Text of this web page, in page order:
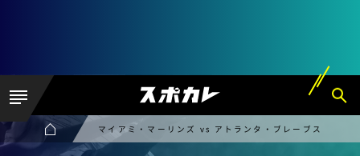
マイアミ・マーリンズ vs アトランタ・ブレーブス